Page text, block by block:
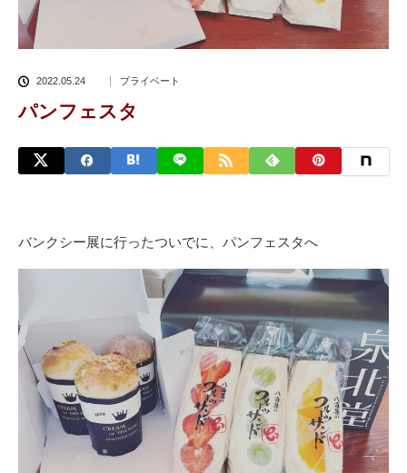
2022.05.24 プライベート
パンフェスタ
バンクシー展に行ったついでに、パンフェスタへ